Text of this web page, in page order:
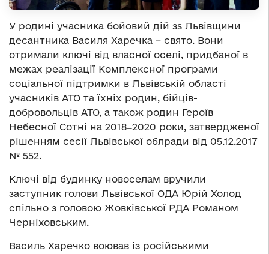
У родині учасника бойовий дій зs Львівщини
десантника Василя Харечка – свято. Вони
отримали ключі від власної оселі, придбаної в
межах реалізації Комплексної програми
соціальної підтримки в Львівській області
учасників АТО та їхніх родин, бійців-
добровольців АТО, а також родин Героїв
Небесної Сотні на 2018‒2020 роки, затвердженої
рішенням сесії Львівської облради від 05.12.2017
№ 552.
Ключі від будинку новоселам вручили
заступник голови Львівської ОДА Юрій Холод
спільно з головою Жовківської РДА Романом
Черніховським.
Василь Харечко воював із російськими